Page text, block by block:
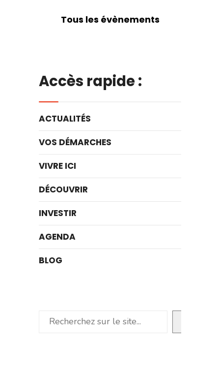
Tous les évènements
Accès rapide :
ACTUALITÉS
VOS DÉMARCHES
VIVRE ICI
DÉCOUVRIR
INVESTIR
AGENDA
BLOG
Rechercher